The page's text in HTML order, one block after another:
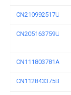
CN210992517U
CN205163759U
CN111803781A
CN112843375B